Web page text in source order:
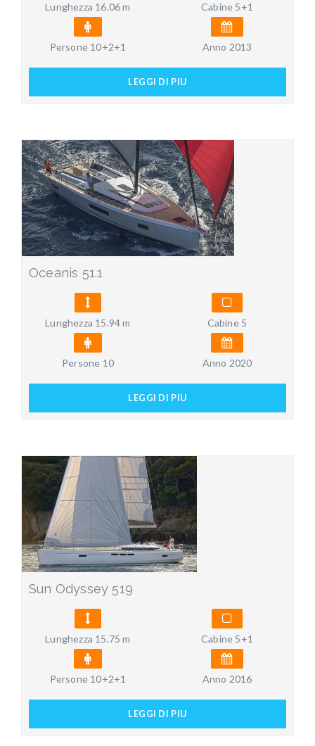
Lunghezza 16.06 m Cabine 5+1
Persone 10+2+1 Anno 2013
LEGGI DI PIU
Oceanis 51.1
Lunghezza 15.94 m Cabine 5
Persone 10 Anno 2020
LEGGI DI PIU
Sun Odyssey 519
Lunghezza 15.75 m Cabine 5+1
Persone 10+2+1 Anno 2016
LEGGI DI PIU